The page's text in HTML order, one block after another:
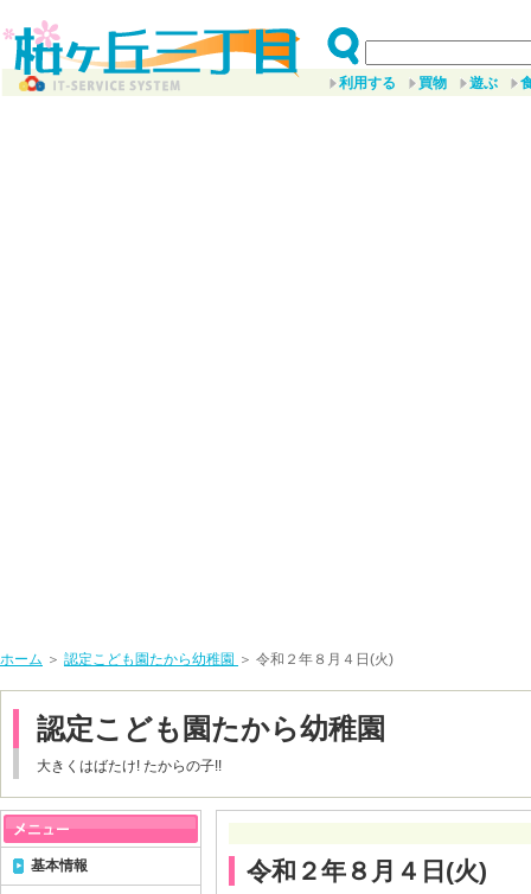
利用する 買物 遊ぶ
ホーム ＞ 認定こども園たから幼稚園 ＞ 令和２年８月４日(火)
認定こども園たから幼稚園
大きくはばたけ! たからの子!!
令和２年８月４日(火)
基本情報